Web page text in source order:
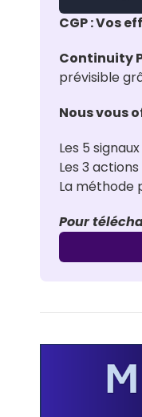
CGP : Vos
Continuity
prévisible
Nous vous
Les 5
Les 3
La méthode
Pour